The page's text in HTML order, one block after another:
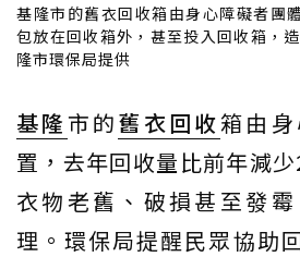
基隆市的舊衣回收箱由身心障礙者團
包放在回收箱外，甚至投入回收箱，
隆市環保局提供
基隆市的舊衣回收箱由
置，去年回收量比前年減
衣物老舊、破損甚至發
理。環保局提醒民眾協助